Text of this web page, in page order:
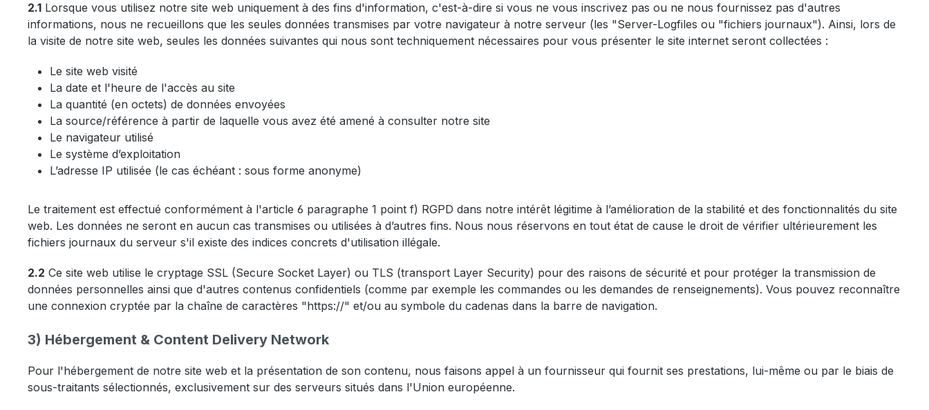
2.1 Lorsque vous utilisez notre site web uniquement à des fins d'information, c'est-à-dire si vous ne vous inscrivez pas ou ne nous fournissez pas d'autres
informations, nous ne recueillons que les seules données transmises par votre navigateur à notre serveur (les "Server-Logfiles ou "fichiers journaux"). Ainsi, lors de
la visite de notre site web, seules les données suivantes qui nous sont techniquement nécessaires pour vous présenter le site internet seront collectées :
Le site web visité
La date et l'heure de l'accès au site
La quantité (en octets) de données envoyées
La source/référence à partir de laquelle vous avez été amené à consulter notre site
Le navigateur utilisé
Le système d’exploitation
L’adresse IP utilisée (le cas échéant : sous forme anonyme)
Le traitement est effectué conformément à l'article 6 paragraphe 1 point f) RGPD dans notre intérêt légitime à l’amélioration de la stabilité et des fonctionnalités du site
web. Les données ne seront en aucun cas transmises ou utilisées à d’autres fins. Nous nous réservons en tout état de cause le droit de vérifier ultérieurement les
fichiers journaux du serveur s'il existe des indices concrets d'utilisation illégale.
2.2 Ce site web utilise le cryptage SSL (Secure Socket Layer) ou TLS (transport Layer Security) pour des raisons de sécurité et pour protéger la transmission de
données personnelles ainsi que d'autres contenus confidentiels (comme par exemple les commandes ou les demandes de renseignements). Vous pouvez reconnaître
une connexion cryptée par la chaîne de caractères "https://" et/ou au symbole du cadenas dans la barre de navigation.
3) Hébergement & Content Delivery Network
Pour l'hébergement de notre site web et la présentation de son contenu, nous faisons appel à un fournisseur qui fournit ses prestations, lui-même ou par le biais de
sous-traitants sélectionnés, exclusivement sur des serveurs situés dans l'Union européenne.